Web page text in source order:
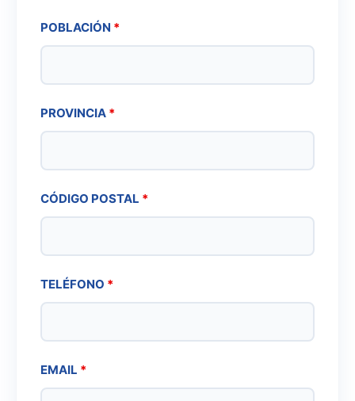
POBLACIÓN *
PROVINCIA *
CÓDIGO POSTAL *
TELÉFONO *
EMAIL *